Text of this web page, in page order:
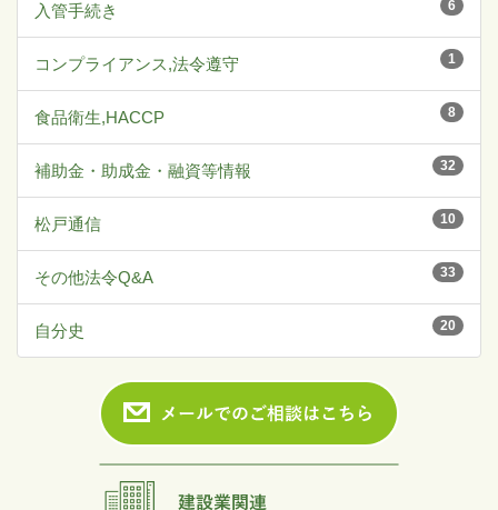
6
入管手続き
1
コンプライアンス,法令遵守
8
食品衛生,HACCP
32
補助金・助成金・融資等情報
10
松戸通信
33
その他法令Q&A
20
自分史